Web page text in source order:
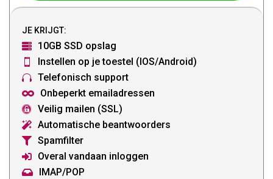
JE KRIJGT:

10GB SSD opslag
 Instellen op je toestel (IOS/Android)
 Telefonisch support
 Onbeperkt emailadressen
 Veilig mailen (SSL)
 Automatische beantwoorders
 Spamfilter
 Overal vandaan inloggen
 IMAP/POP